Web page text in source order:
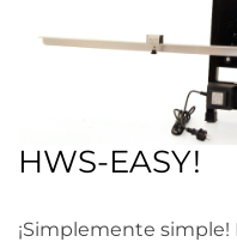
HWS-EASY!
¡Simplemente